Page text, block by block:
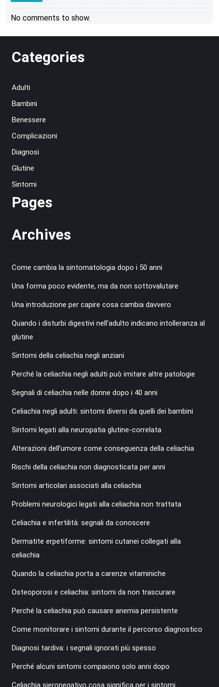
No comments to show.
Categories
Adulti
Bambini
Benessere
Complicazioni
Diagnosi
Glutine
Sintomi
Pages
Archives
Come cambia la sintomatologia dopo i 50 anni
Una forma poco evidente, ma da non sottovalutare
Una introduzione per capire cosa cambia davvero
Quando i disturbi digestivi nell’adulto indicano intolleranza al
glutine
Sintomi della celiachia negli anziani
Perché la celiachia negli adulti può imitare altre patologie
Segnali di celiachia nelle donne dopo i 40 anni
Celiachia negli adulti: sintomi diversi da quelli dei bambini
Sintomi legati alla neuropatia glutine-correlata
Alterazioni dell’umore come conseguenza della celiachia
Rischi della celiachia non diagnosticata per anni
Sintomi articolari associati alla celiachia
Problemi neurologici legati alla celiachia non trattata
Celiachia e infertilità: segnali da conoscere
Dermatite erpetiforme: sintomi cutanei collegati alla
celiachia
Quando la celiachia porta a carenze vitaminiche
Osteoporosi e celiachia: sintomi da non trascurare
Perché la celiachia può causare anemia persistente
Come monitorare i sintomi durante il percorso diagnostico
Diagnosi tardiva: i segnali ignorati più spesso
Perché alcuni sintomi compaiono solo anni dopo
Celiachia sieronegativo cosa significa per i sintomi